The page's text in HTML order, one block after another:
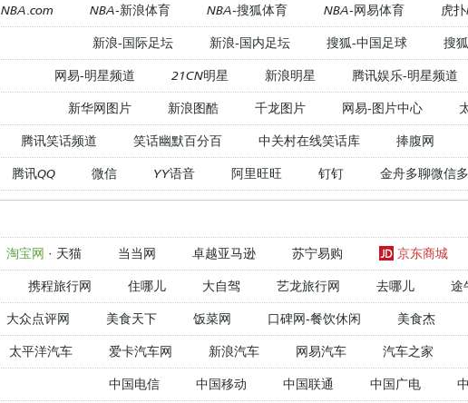
NBA.com NBA-新浪体育 NBA-搜狐体育 NBA-网易体育 虎
新浪-国际足坛 新浪-国内足坛 搜狐-中国足球 搜
网易-明星频道 21CN明星 新浪明星 腾讯娱乐-明星频道
新华网图片 新浪图酷 千龙图片 网易-图片中心
腾讯笑话频道 笑话幽默百分百 中关村在线笑话库 捧腹网
腾讯QQ 微信 YY语音 阿里旺旺 钉钉 金舟多聊微信
淘宝网 · 天猫 当当网 卓越亚马逊 苏宁易购 京东商城
携程旅行网 住哪儿 大自驾 艺龙旅行网 去哪儿 途
大众点评网 美食天下 饭菜网 口碑网-餐饮休闲 美食杰
太平洋汽车 爱卡汽车网 新浪汽车 网易汽车 汽车之家
中国电信 中国移动 中国联通 中国广电